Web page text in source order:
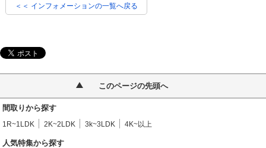
＜＜ インフォメーションの一覧へ戻る
このページの先頭へ
間取りから探す
1R~1LDK 2K~2LDK 3k~3LDK 4K~以上
人気特集から探す